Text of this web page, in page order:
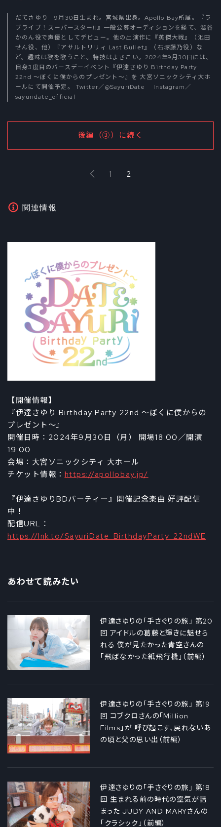
だてさゆり 9月30日生まれ。宮城県出身。Apollo Bay所属。『ラ
ブライブ！スーパースター!!』一般公募オーディションを経て、澁谷
かのん役で声優としてデビュー。他の出演作に『英傑大戦』（池田
せん役、他）『アサルトリリィ Last Bullet』（石塚藤乃役）な
ど。趣味は歌を歌うこと。特技はよさこい。2024年9月30日には、
自身3度目のバースデーイベント『伊達さゆり Birthday Party
22nd 〜ぼくに僕からのプレゼント～』を 大宮ソニックシティ大ホ
ールにて開催予定。 Twitter／@SayuriDate
Instagram／
sayuridate_official
後編（③）に続く
1 2
関連情報
【開催情報】
『伊達さゆり Birthday Party 22nd 〜ぼくに僕からの
プレゼント～』
開催日時：2024年9月30日（月） 開場18:00／開演
19:00
会場：大宮ソニックシティ 大ホール
チケット情報： https://apollobay.jp/
『伊達さゆりBDパーティー』開催記念楽曲 好評配信
中！
配信URL：
https://lnk.to/SayuriDate_BirthdayParty_22ndWE
あわせて読みたい
伊達さゆりの「手さぐりの旅」 第20
回 アイドルの葛藤と輝きに魅せら
れる 僕が見たかった青空さんの
「飛ばなかった紙飛行機」（前編）
伊達さゆりの「手さぐりの旅」 第19
回 コブクロさんの「Million
Films」が 呼び起こす、戻れないあ
の頃と父の思い出（前編）
伊達さゆりの「手さぐりの旅」 第18
回 生まれる前の時代の空気が詰
まった JUDY AND MARYさんの
「クラシック」（前編）